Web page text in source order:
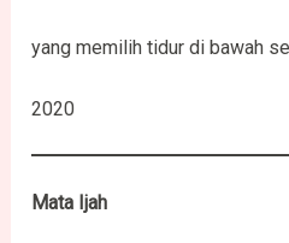
yang memilih tidur di bawah
2020
Mata Ijah